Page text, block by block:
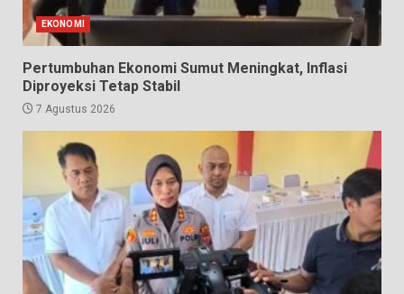
EKONOMI
Pertumbuhan Ekonomi Sumut Meningkat, Inflasi
Diproyeksi Tetap Stabil
7 Agustus 2026